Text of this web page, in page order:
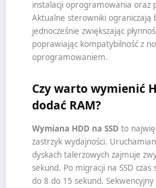
instalacji oprogramowania oraz
Aktualne sterowniki ograniczają
jednocześnie zwiększając
poprawiając kompatybilność z
oprogramowaniem.
Czy warto wymienić
dodać RAM?
Wymiana HDD na SSD to
zastrzyk wydajności.
dyskach talerzowych zajmuje
sekund. Po migracji na SSD
do 8 do 15 sekund.